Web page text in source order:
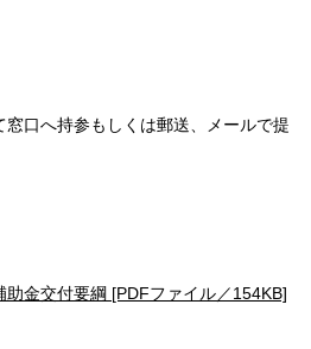
口へ持参もしくは郵送、メールで提
金交付要綱 [PDFファイル／154KB]